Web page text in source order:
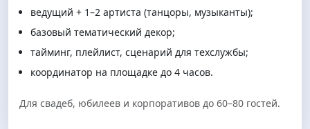
ведущий + 1–2 артиста (танцоры, музыканты);
базовый тематический декор;
тайминг, плейлист, сценарий для техслужбы;
координатор на площадке до 4 часов.
Для свадеб, юбилеев и корпоративов до 60–80 гостей.